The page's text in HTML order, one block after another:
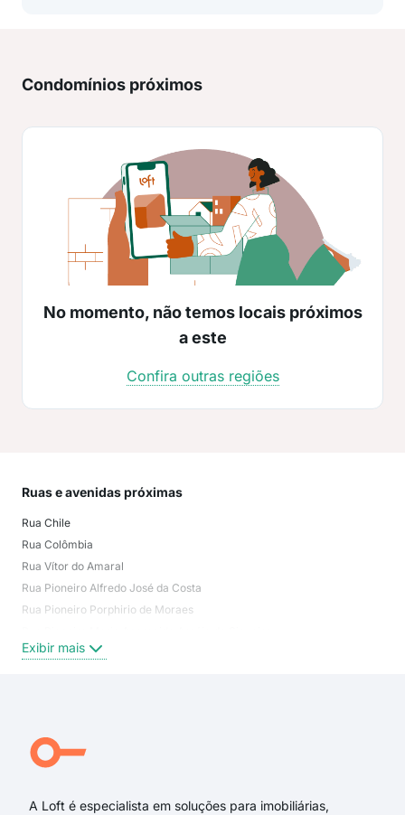
Condomínios próximos
No momento, não temos locais próximos
a este
Confira outras regiões
Ruas e avenidas próximas
Rua Chile
Rua Colômbia
Rua Vítor do Amaral
Rua Pioneiro Alfredo José da Costa
Rua Pioneiro Porphirio de Moraes
Rua Pioneiro Genir Galli
Rua Venezuela
Rua José Leônidas Nerone
Exibir mais
A Loft é especialista em soluções para imobiliárias,